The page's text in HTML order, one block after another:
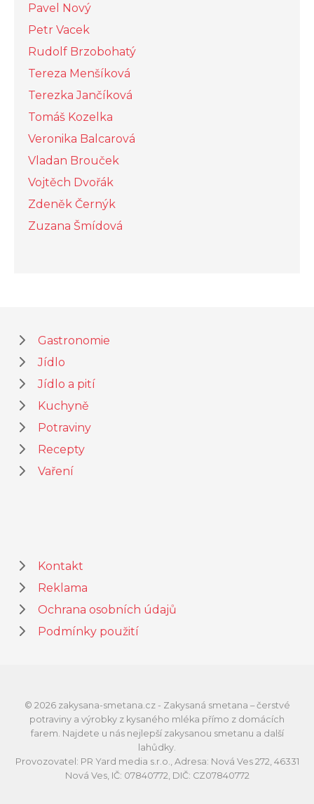
Pavel Nový
Petr Vacek
Rudolf Brzobohatý
Tereza Menšíková
Terezka Jančíková
Tomáš Kozelka
Veronika Balcarová
Vladan Brouček
Vojtěch Dvořák
Zdeněk Černýk
Zuzana Šmídová
Gastronomie
Jídlo
Jídlo a pití
Kuchyně
Potraviny
Recepty
Vaření
Kontakt
Reklama
Ochrana osobních údajů
Podmínky použití
© 2026 zakysana-smetana.cz - Zakysaná smetana – čerstvé
potraviny a výrobky z kysaného mléka přímo z domácích
farem. Najdete u nás nejlepší zakysanou smetanu a další
lahůdky.
Provozovatel: PR Yard media s.r.o., Adresa: Nová Ves 272, 46331
Nová Ves, IČ: 07840772, DIČ: CZ07840772